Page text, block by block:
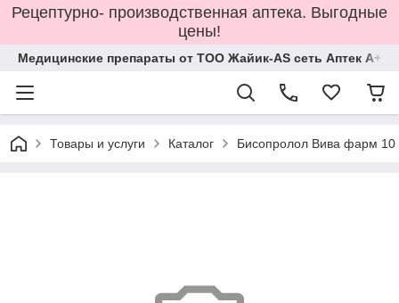
Рецептурно- производственная аптека. Выгодные
цены!
Медицинские препараты от ТОО Жайик-AS сеть Аптек А+
Товары и услуги Каталог Бисопролол Вива фарм